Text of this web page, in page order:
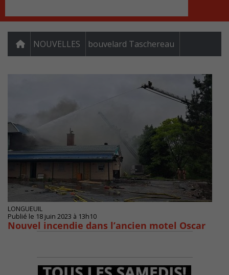
NOUVELLES bouvelard Taschereau
LONGUEUIL
Publié le 18 juin 2023 à 13h10
Nouvel incendie dans l’ancien motel Oscar